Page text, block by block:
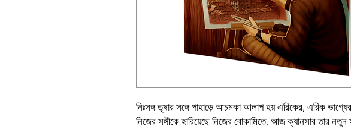
নিঃসঙ্গ তৃষার সঙ্গে পাহাড়ে আচমকা আলাপ হয় এরিকের, এরিক
নিজের সঙ্গীকে হারিয়েছে নিজের বোকামিতে, আজ ক্যানসার তার নতুন